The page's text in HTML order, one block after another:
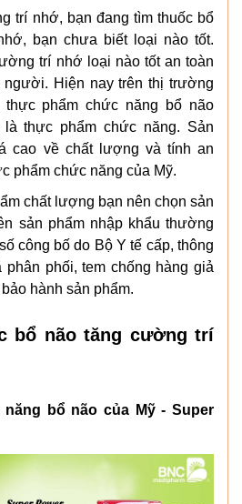
trí nhớ, bạn đang tìm thuốc bổ
bạn chưa biết loại nào tốt.
trí nhớ loại nào tốt an toàn
người. Hiện nay trên thị trường
thực phẩm chức năng bổ não
thực phẩm chức năng. Sản
cao về chất lượng và tính an
phẩm chức năng của Mỹ.
chất lượng bạn nên chọn sản
sản phẩm nhập khẩu thường
công bố do Bộ Y tế cấp, thông
phân phối, tem chống hàng giả
hành sản phẩm.
bổ não tăng cường trí
bổ não của Mỹ - Super